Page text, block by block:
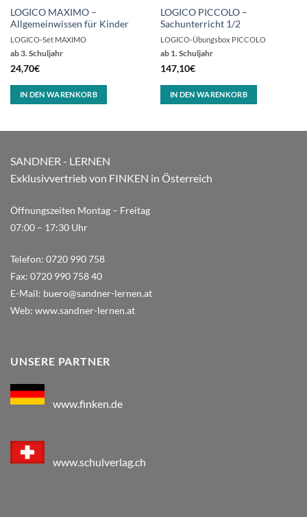
LOGICO MAXIMO –
Allgemeinwissen für Kinder
ab 3. Schuljahr
24,70€
LOGICO-Set MAXIMO
IN DEN WARENKORB
LOGICO PICCOLO –
Sachunterricht 1/2
ab 1. Schuljahr
147,10€
LOGICO-Übungsbox PICCOLO
IN DEN WARENKORB
SANDNER - LERNEN
Exklusivvertrieb von FINKEN in Österreich
Öffnungszeiten Montag – Freitag
07:00 – 17:30 Uhr
Telefon: 0720 990 758
Fax: 0720 990 758 40
E-Mail: buero@sandner-lernen.at
Web: www.sandner-lernen.at
UNSERE PARTNER
www.finken.de
www.schulverlag.ch